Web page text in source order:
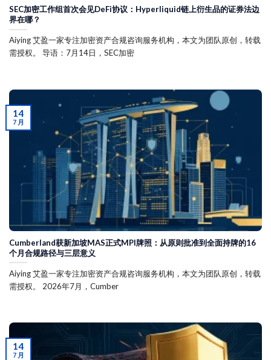
SEC加密工作组首次会见DeFi协议：Hyperliquid链上衍生品的证券法边
界在哪？
Aiying 艾盈一家专注加密资产合规咨询服务机构，本文为团队原创，转载
需授权。 导语：7月14日，SEC加密
Cumberland获新加坡MAS正式MPI牌照：从原则批准到全面持牌的16
个月合规路径与三层意义
Aiying 艾盈一家专注加密资产合规咨询服务机构，本文为团队原创，转载
需授权。 2026年7月，Cumber
14
7 月
14
7 月